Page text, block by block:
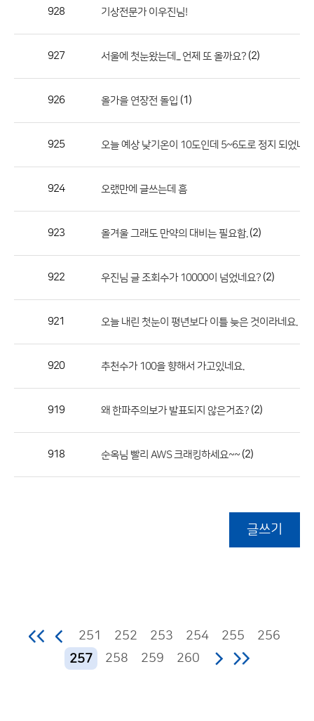
호,
록
공
928 기상전문가 이우진님!
927 서울에 첫눈왔는데... 언제 또 올까요? (2)
926 올가을 연장전 돌입 (1)
925 오늘 예상 낮기온이 10도인데 5~6도로 정지 되었네요
924 오랬만에 글쓰는데 흠
923 올겨울 그래도 만약의 대비는 필요함. (2)
922 우진님 글 조회수가 10000이 넘었네요? (2)
921 오늘 내린 첫눈이 평년보다 이틀 늦은 것이라네요.
920 추천수가 100을 향해서 가고있네요.
919 왜 한파주의보가 발표되지 않은거죠? (2)
918 순옥님 빨리 AWS 크래킹하세요~~ (2)
글쓰기
251 252 253 254 255
256
257
258 259 260